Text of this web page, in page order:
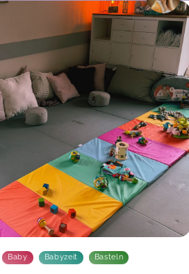
about me here...
ins Gespräch kommen, sich
ein informativer
in liebevoll gestalteter
ist eine kleine
Bestandteil unseres
Eva, Dec 21
Baby Babyzeit Basteln